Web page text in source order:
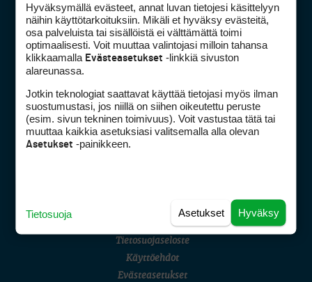
Golfpiste mediakortti
Golfpisteen yhteystiedot
DSA avoimuusraportti
Asiakaspalvelu
(digi) digi@otavamedia.fi
Tietosuojaseloste
Käyttöehdot
Evästeasetukset
Hyväksymällä evästeet, annat luvan tietojesi käsittelyyn
näihin käyttötarkoituksiin. Mikäli et hyväksy evästeitä,
osa palveluista tai sisällöistä ei välttämättä toimi
optimaalisesti. Voit muuttaa valintojasi milloin tahansa
klikkaamalla Evästeasetukset -linkkiä sivuston
alareunassa.
Jotkin teknologiat saattavat käyttää tietojasi myös ilman
suostumustasi, jos niillä on siihen oikeutettu peruste
(esim. sivun tekninen toimivuus). Voit vastustaa tätä tai
muuttaa kaikkia asetuksiasi valitsemalla alla olevan
Asetukset -painikkeen.
Hyväksy
Asetukset
Tietosuoja